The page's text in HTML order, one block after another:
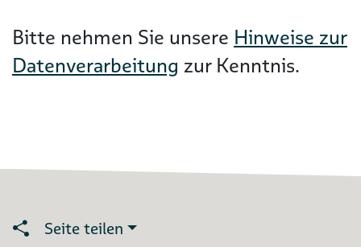
Bitte nehmen Sie unsere Hinweise zur
Datenverarbeitung zur Kenntnis.
Seite teilen